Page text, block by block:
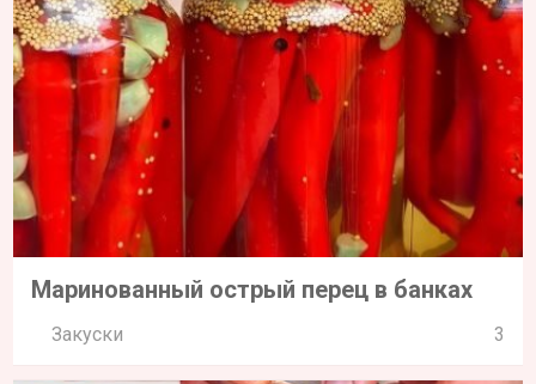
Маринованный острый перец в банках
Закуски 3